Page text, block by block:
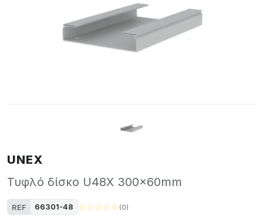
UNEX
Τυφλό δίσκο U48X 300x60mm
REF 66301-48 (0)